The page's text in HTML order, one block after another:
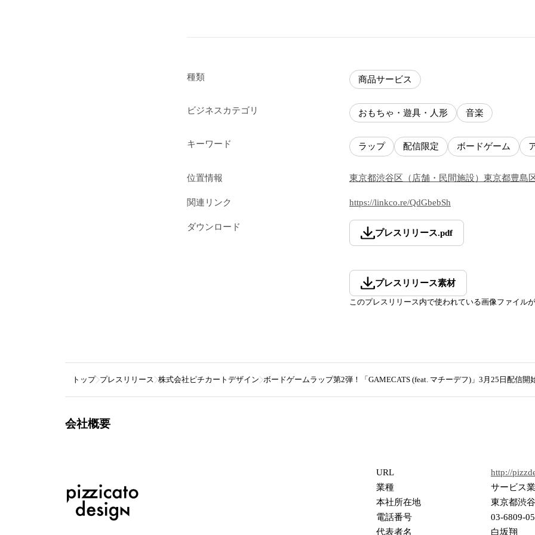
種類 商品サービス
ビジネスカテゴリ おもちゃ・遊具・人形 音楽
キーワード ラップ 配信限定 ボードゲーム
位置情報 東京都渋谷区 （ 店舗・民間施設） 東京都豊島
関連リンク https://linkco.re/QdGbebSh
ダウンロード
プレスリリース.pdf
プレスリリース素材
このプレスリリース内で使われている画像ファイル
トップ プレスリリース 株式会社ピチカートデザイン ボードゲームラップ第2弾！「GAMECATS (feat. マチーデフ)」3月25日配信開
会社概要
URL
http://
業種
サービス業
本社所在地
東京都渋
電話番号
03-6809-
代表者名
白坂翔